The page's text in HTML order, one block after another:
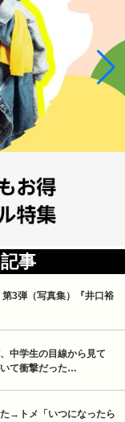
事
3弾（写真集）『井口裕
中学生の目線から見て
いて衝撃だった…
→トメ「いつになったら